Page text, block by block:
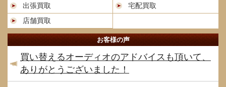
出張買取
宅配買取
店舗買取
お客様の声
買い替えるオーディオのアドバイスも頂いて、
ありがとうございました！